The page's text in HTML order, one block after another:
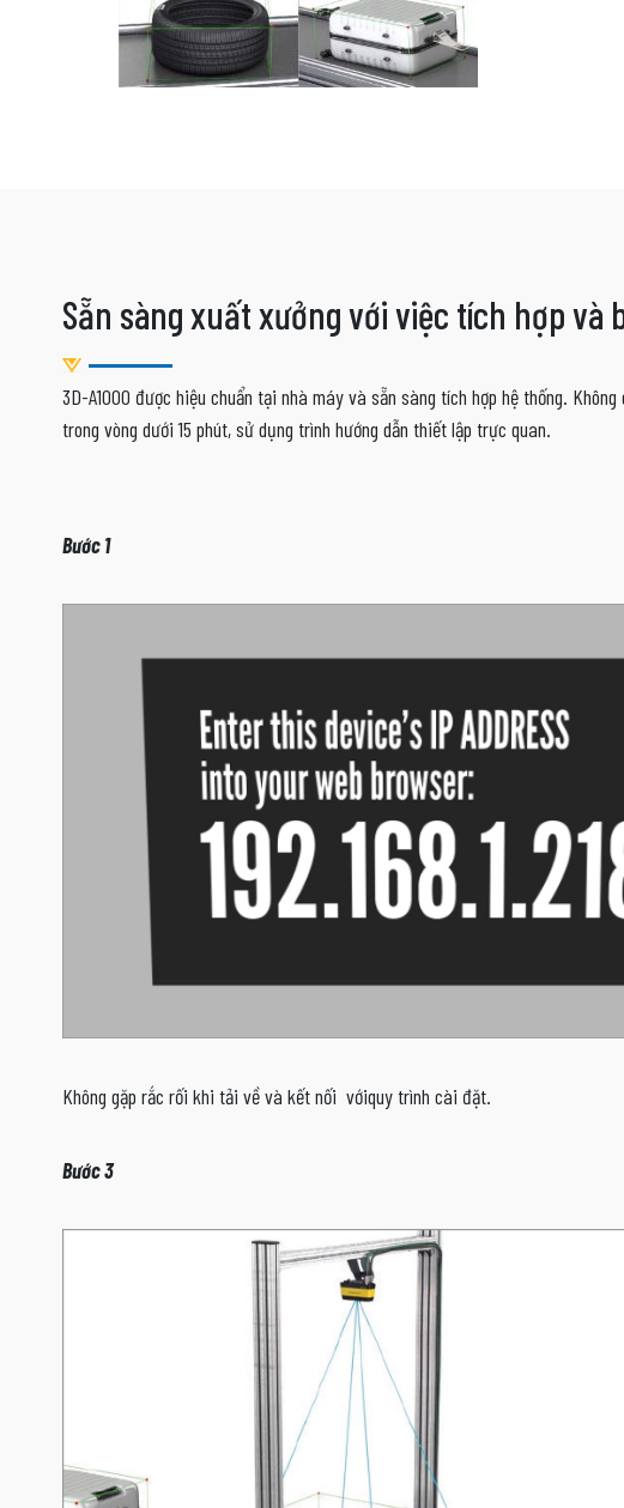
Sẵn sàng xuất xưởng với việc tích hợp và
3D-A1000 được hiệu chuẩn tại nhà máy và sẵn sàng tích hợp hệ thống.
trong vòng dưới 15 phút, sử dụng trình hướng dẫn thiết lập trực quan.
Bước 1
Không gặp rắc rối khi tải về và kết nối vớiquy trình cài đặt.
Bước 3